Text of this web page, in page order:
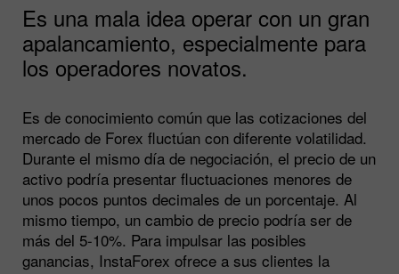
Es una mala idea operar con un gran
apalancamiento, especialmente para
los operadores novatos.
Es de conocimiento común que las cotizaciones del
mercado de Forex fluctúan con diferente volatilidad.
Durante el mismo día de negociación, el precio de un
activo podría presentar fluctuaciones menores de
unos pocos puntos decimales de un porcentaje. Al
mismo tiempo, un cambio de precio podría ser de
más del 5-10%. Para impulsar las posibles
ganancias, InstaForex ofrece a sus clientes la